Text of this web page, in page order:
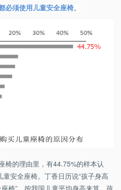
必须使用儿童安全座椅。
椅的理由里，有44.75%的样本认
童安全座椅。丁香日历说“孩子身高
椅”，按我国儿童平均身高来算，孩